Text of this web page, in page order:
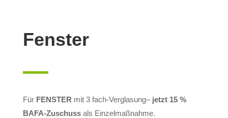
Fenster
Für FENSTER mit 3 fach-Verglasung– jetzt 15 %
BAFA-Zuschuss als Einzelmaßnahme.